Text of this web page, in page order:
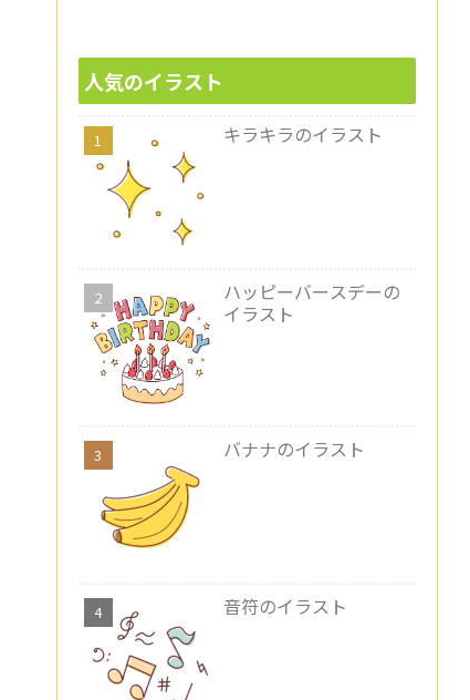
人気のイラスト
キラキラのイラスト
ハッピーバースデーの
イラスト
バナナのイラスト
音符のイラスト